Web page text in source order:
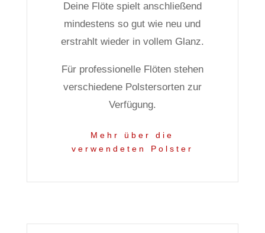
Deine Flöte spielt anschließend
mindestens so gut wie neu und
erstrahlt wieder in vollem Glanz.
Für professionelle Flöten stehen
verschiedene Polstersorten zur
Verfügung.
Mehr über die
verwendeten Polster